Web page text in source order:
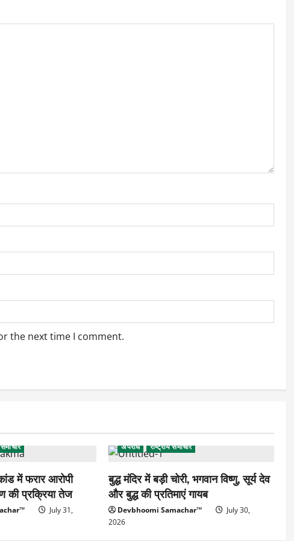
the next time I comment.
में फरार आरोपी
की प्रक्रिया तेज
July 31,
अपराध राष्ट्रीय समाचार
बुद्ध मंदिर में बड़ी चोरी, भगवान विष्णु, सूर्य देव
और बुद्ध की प्रतिमाएं गायब
Devbhoomi Samachar™
July 30,
2026